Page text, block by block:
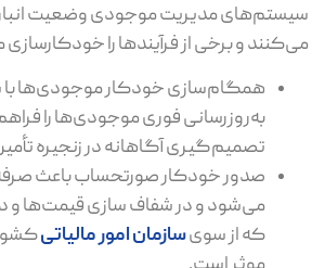
سیستم‌های مدیریت موجودی وضعیت
می‌کنند و برخی از فرآیندها را
همگام‌سازی خودکار موجودی‌ها
به‌روزرسانی فوری موجودی‌ها را
تصمیم‌گیری آگاهانه در زنجیره
صدور خودکار صورتحساب باعث
می‌شود و در شفاف سازی قیمت‌ها و
که از سویسازمان امور مالیاتی